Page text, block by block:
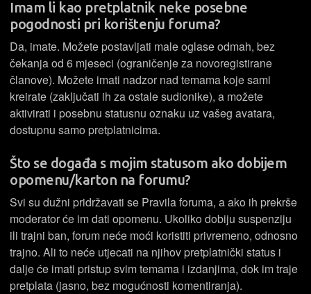
Imam li kao pretplatnik neke posebne
pogodnosti pri korištenju foruma?
Da, imate. Možete postavljati male oglase odmah, bez
čekanja od 6 mjeseci (ograničenje za novoregistirane
članove). Možete imati nadzor nad temama koje sami
kreirate (zaključati ih za ostale sudionike), a možete
aktivirati i posebnu statusnu oznaku uz vašeg avatara,
dostupnu samo pretplatnicima.
Što se događa s mojim statusom ako dobijem
opomenu/karton na forumu?
Svi su dužni pridržavati se Pravila foruma, a ako ih prekrše
moderator će im dati opomenu. Ukoliko dobiju suspenziju
ili trajni ban, forum neće moći koristiti privremeno, odnosno
trajno. Ali to neće utjecati na njihov pretplatnički status i
dalje će imati pristup svim temama i izdanjima, dok im traje
pretplata (jasno, bez mogućnosti komentiranja).